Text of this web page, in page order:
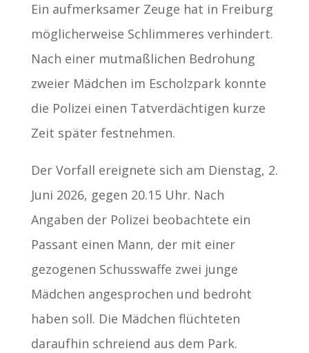
Ein aufmerksamer Zeuge hat in Freiburg
möglicherweise Schlimmeres verhindert.
Nach einer mutmaßlichen Bedrohung
zweier Mädchen im Escholzpark konnte
die Polizei einen Tatverdächtigen kurze
Zeit später festnehmen.
Der Vorfall ereignete sich am Dienstag, 2.
Juni 2026, gegen 20.15 Uhr. Nach
Angaben der Polizei beobachtete ein
Passant einen Mann, der mit einer
gezogenen Schusswaffe zwei junge
Mädchen angesprochen und bedroht
haben soll. Die Mädchen flüchteten
daraufhin schreiend aus dem Park.